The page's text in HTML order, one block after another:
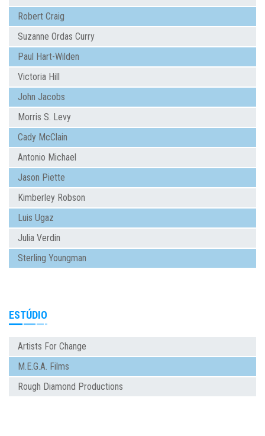
Robert Craig
Suzanne Ordas Curry
Paul Hart-Wilden
Victoria Hill
John Jacobs
Morris S. Levy
Cady McClain
Antonio Michael
Jason Piette
Kimberley Robson
Luis Ugaz
Julia Verdin
Sterling Youngman
ESTÚDIO
Artists For Change
M.E.G.A. Films
Rough Diamond Productions